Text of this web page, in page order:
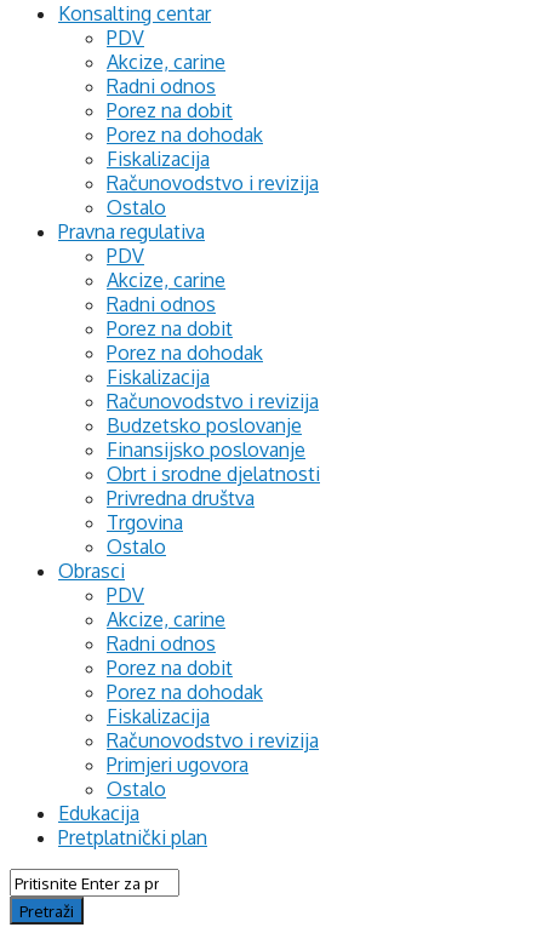
Konsalting centar
PDV
Akcize, carine
Radni odnos
Porez na dobit
Porez na dohodak
Fiskalizacija
Računovodstvo i revizija
Ostalo
Pravna regulativa
PDV
Akcize, carine
Radni odnos
Porez na dobit
Porez na dohodak
Fiskalizacija
Računovodstvo i revizija
Budzetsko poslovanje
Finansijsko poslovanje
Obrt i srodne djelatnosti
Privredna društva
Trgovina
Ostalo
Obrasci
PDV
Akcize, carine
Radni odnos
Porez na dobit
Porez na dohodak
Fiskalizacija
Računovodstvo i revizija
Primjeri ugovora
Ostalo
Edukacija
Pretplatnički plan